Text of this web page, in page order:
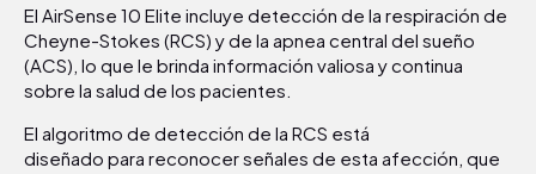
El AirSense 10 Elite incluye detección de la respiración de
Cheyne-Stokes (RCS) y de la apnea central del sueño
(ACS), lo que le brinda información valiosa y continua
sobre la salud de los pacientes.
El algoritmo de detección de la RCS está
diseñado para reconocer señales de esta afección, que